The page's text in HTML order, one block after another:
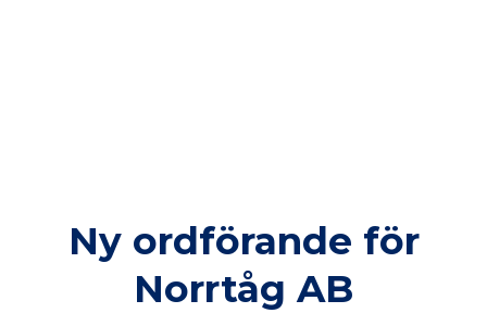
Ny ordförande för
Norrtåg AB